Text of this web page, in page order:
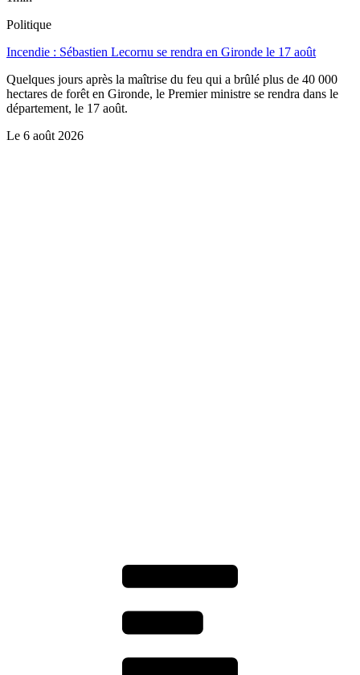
Politique
Incendie : Sébastien Lecornu se rendra en Gironde le 17 août
Quelques jours après la maîtrise du feu qui a brûlé plus de 40 000
hectares de forêt en Gironde, le Premier ministre se rendra dans le
département, le 17 août.
Le 6 août 2026